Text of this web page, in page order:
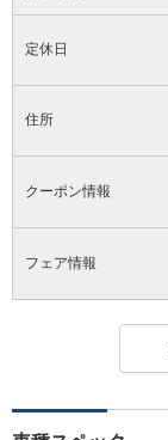
定休日
住所
クーポン情報
フェア情報